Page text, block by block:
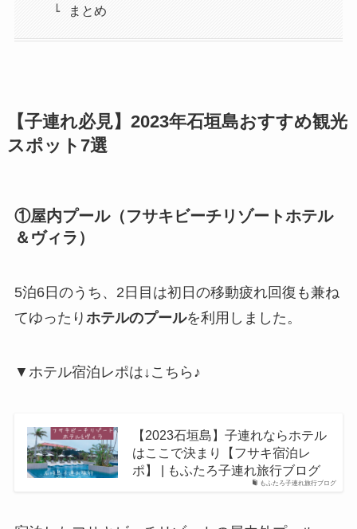
まとめ
【子連れ必見】2023年石垣島おすすめ観光
スポット7選
①屋内プール（フサキビーチリゾートホテル
＆ヴィラ）
5泊6日のうち、2日目は初日の移動疲れ回復も兼ね
てゆったり ホテルのプールを利用しました。
▼ホテル宿泊レポは↓こちら♪
もふたろ子連れ旅行ブログ
【2023石垣島】子連れならホテル
はここで決まり【フサキ宿泊レ
ポ】 | もふたろ子連れ旅行ブログ